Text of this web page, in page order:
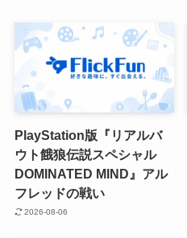
PlayStation版『リアルバ
ウト餓狼伝説スペシャル
DOMINATED MIND』アル
フレッドの戦い
2026-08-06